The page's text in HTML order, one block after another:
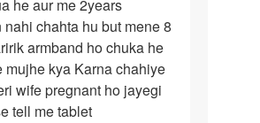
he aur me 2years
chahta hu but mene 8
armband ho chuka he
mujhe kya Karna chahiye
wife pregnant ho jayegi
tell me tablet